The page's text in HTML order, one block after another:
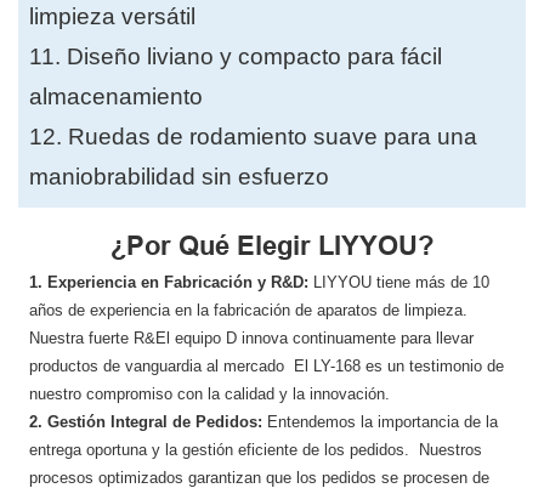
limpieza versátil
11. Diseño liviano y compacto para fácil
almacenamiento
12. Ruedas de rodamiento suave para una
maniobrabilidad sin esfuerzo
¿Por Qué Elegir LIYYOU?
1. Experiencia en Fabricación y R&D:
LIYYOU tiene más de 10
años de experiencia en la fabricación de aparatos de limpieza.
Nuestra fuerte R&El equipo D innova continuamente para llevar
productos de vanguardia al mercado El LY-168 es un testimonio de
nuestro compromiso con la calidad y la innovación.
2. Gestión Integral de Pedidos: Entendemos la importancia de la
entrega oportuna y la gestión eficiente de los pedidos. Nuestros
procesos optimizados garantizan que los pedidos se procesen de